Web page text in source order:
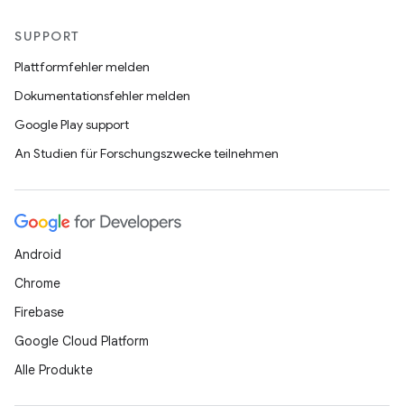
SUPPORT
Plattformfehler melden
Dokumentationsfehler melden
Google Play support
An Studien für Forschungszwecke teilnehmen
Android
Chrome
Firebase
Google Cloud Platform
Alle Produkte